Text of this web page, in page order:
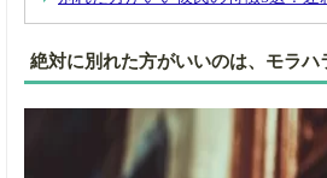
絶対に別れた方がいいのは、モラハ